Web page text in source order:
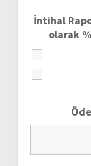
İntihal
olarak